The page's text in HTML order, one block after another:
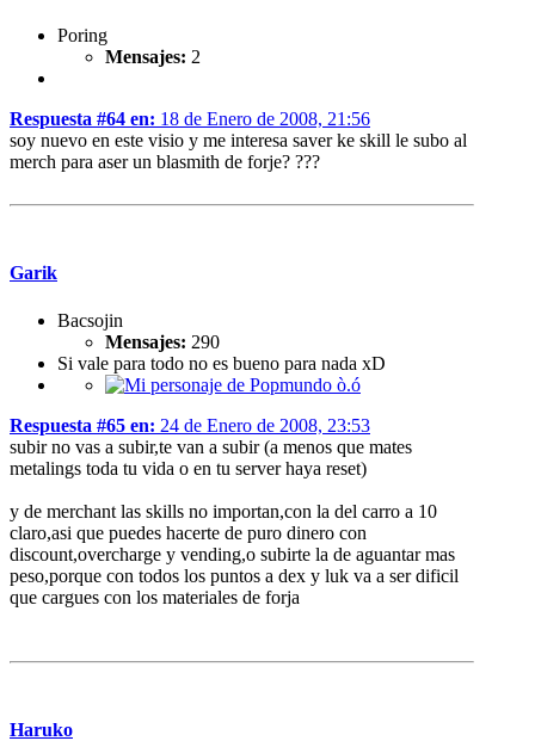
Poring
Mensajes: 2
Respuesta #64 en: 18 de Enero de 2008, 21:56
soy nuevo en este visio y me interesa saver ke skill le subo al
merch para aser un blasmith de forje? ???
Garik
Bacsojin
Mensajes: 290
Si vale para todo no es bueno para nada xD
Respuesta #65 en: 24 de Enero de 2008, 23:53
subir no vas a subir,te van a subir (a menos que mates
metalings toda tu vida o en tu server haya reset)
y de merchant las skills no importan,con la del carro a 10
claro,asi que puedes hacerte de puro dinero con
discount,overcharge y vending,o subirte la de aguantar mas
peso,porque con todos los puntos a dex y luk va a ser dificil
que cargues con los materiales de forja
Haruko